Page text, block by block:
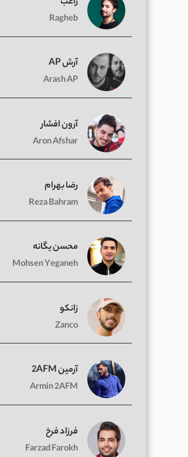
Ragheb
آرش AP
Arash AP
آرون افشار
Aron Afshar
رضا بهرام
Reza Bahram
محسن یگانه
Mohsen Yeganeh
زانکو
Zanco
آرمین 2AFM
Armin 2AFM
فرزاد فرخ
Farzad Farokh